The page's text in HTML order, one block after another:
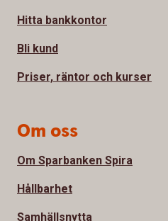
Hitta bankkontor
Bli kund
Priser, räntor och kurser
Om oss
Om Sparbanken Spira
Hållbarhet
Samhällsnytta